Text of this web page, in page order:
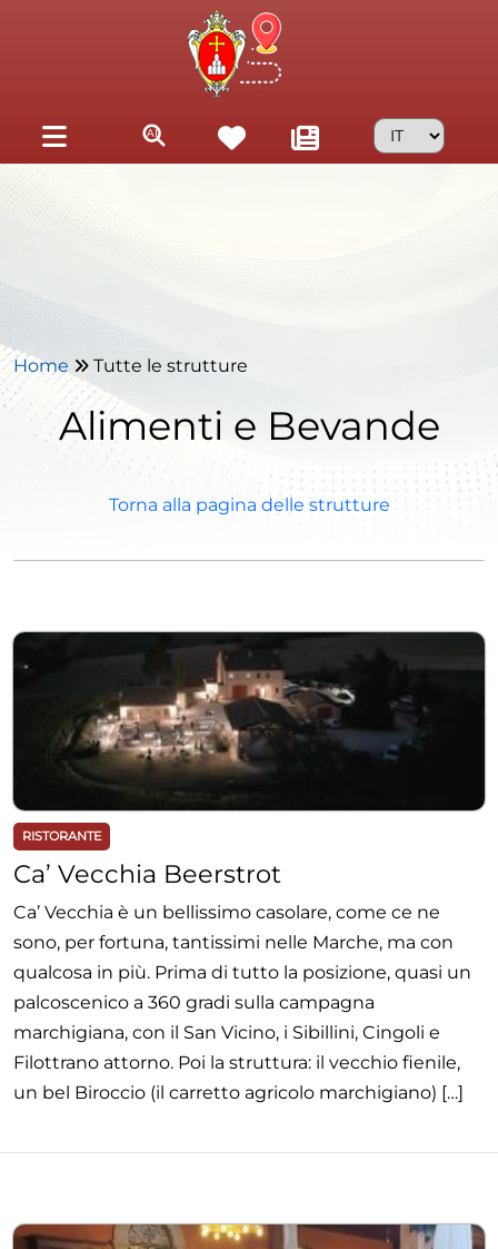
Home Tutte le strutture
Alimenti e Bevande
Torna alla pagina delle strutture
RISTORANTE
Ca’ Vecchia Beerstrot
Ca’ Vecchia è un bellissimo casolare, come ce ne
sono, per fortuna, tantissimi nelle Marche, ma con
qualcosa in più. Prima di tutto la posizione, quasi un
palcoscenico a 360 gradi sulla campagna
marchigiana, con il San Vicino, i Sibillini, Cingoli e
Filottrano attorno. Poi la struttura: il vecchio fienile,
un bel Biroccio (il carretto agricolo marchigiano) […]